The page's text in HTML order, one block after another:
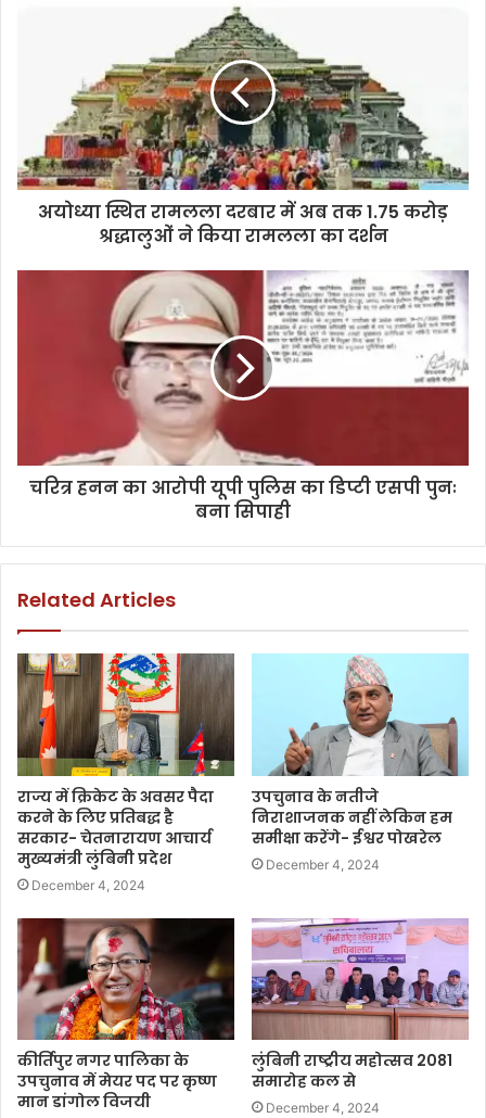
अयोध्या स्थित रामलला दरबार में अब तक 1.75 करोड़
श्रद्धालुओं ने किया रामलला का दर्शन
चरित्र हनन का आरोपी यूपी पुलिस का डिप्टी एसपी पुनः
बना सिपाही
Related Articles
राज्य में क्रिकेट के अवसर पैदा
करने के लिए प्रतिबद्ध है
सरकार- चेतनारायण आचार्य
मुख्यमंत्री लुंबिनी प्रदेश
December 4, 2024
उपचुनाव के नतीजे
निराशाजनक नहीं लेकिन हम
समीक्षा करेंगे- ईश्वर पोखरेल
December 4, 2024
कीर्तिपुर नगर पालिका के
उपचुनाव में मेयर पद पर कृष्ण
मान डांगोल विजयी
लुंबिनी राष्ट्रीय महोत्सव 2081
समारोह कल से
December 4, 2024